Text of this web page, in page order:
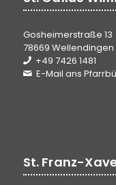
Gosheimerstraße 13
78669 Wellendingen
+49 7426 1481
E-Mail ans
St. Franz-